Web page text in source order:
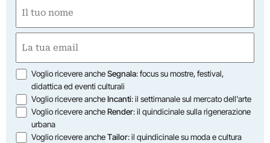
(Obbligatorio)
Nome
(Obbligatorio)
Opzioni
Voglio ricevere ancheSegnala: focus su mostre, festival,
didattica ed eventi culturali
Voglio ricevere ancheIncanti: il settimanale sul mercato dell'arte
Voglio ricevere ancheRender: il quindicinale sulla rigenerazione
urbana
Voglio ricevere ancheTailor: il quindicinale su moda e cultura